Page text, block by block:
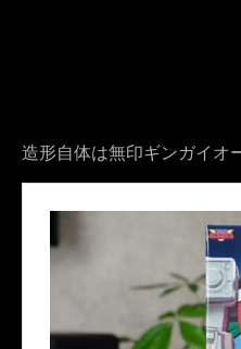
造形自体は無印ギンガイオ